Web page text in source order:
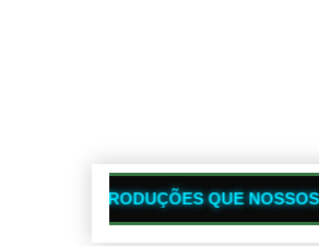
NOSSOS VISITANTES NOS ENVIAM